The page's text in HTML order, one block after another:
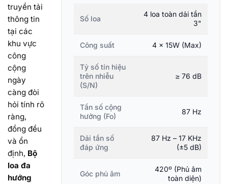
truyền tải
thông tin
tại các
khu vực
công
cộng
ngày
càng đòi
hỏi tính rõ
ràng,
đồng đều
và ổn
định, Bộ
loa đa
hướng
Số loa
4 loa toàn dải tần
3"
Công suất 4 x 15W (Max)
Tỷ số tín hiệu
trên nhiễu
(S/N)
≥ 76 dB
Tần số cộng
hưởng (Fo)
87 Hz
Dải tần số
đáp ứng
87 Hz – 17 KHz
(±5 dB)
Góc phủ âm
420º (Phủ âm
toàn diện)